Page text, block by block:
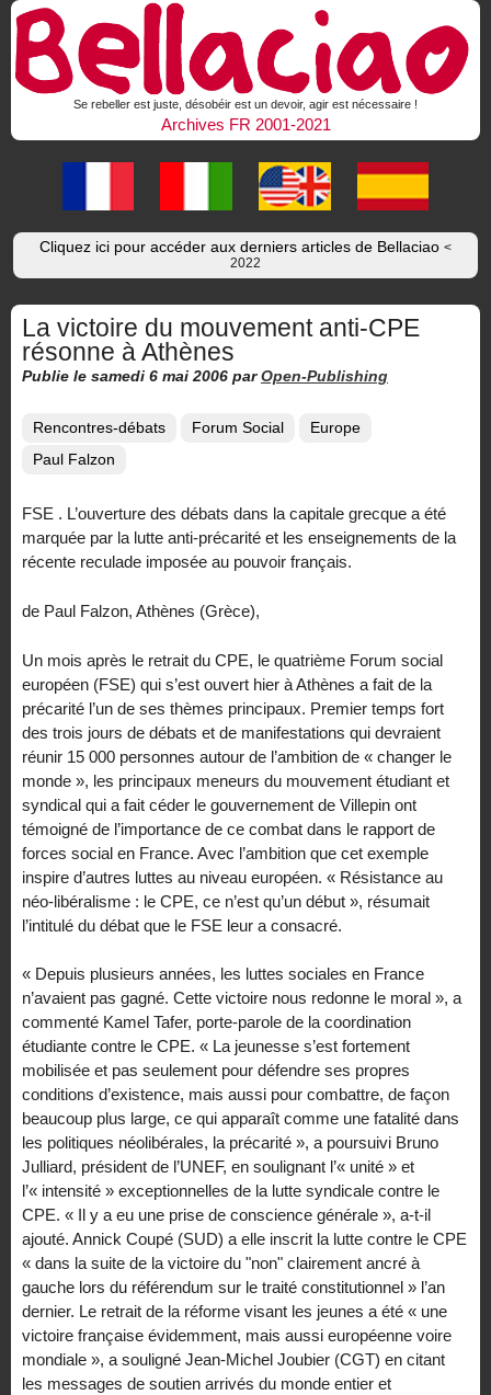
Se rebeller est juste, désobéir est un devoir, agir est nécessaire !
Archives FR 2001-2021
Cliquez ici pour accéder aux derniers articles de Bellaciao <
2022
La victoire du mouvement anti-CPE
résonne à Athènes
Publie le samedi 6 mai 2006 par Open-Publishing
Rencontres-débats Forum Social
Europe
Paul Falzon
FSE . L’ouverture des débats dans la capitale grecque a été
marquée par la lutte anti-précarité et les enseignements de la
récente reculade imposée au pouvoir français.
de Paul Falzon, Athènes (Grèce),
Un mois après le retrait du CPE, le quatrième Forum social
européen (FSE) qui s’est ouvert hier à Athènes a fait de la
précarité l’un de ses thèmes principaux. Premier temps fort
des trois jours de débats et de manifestations qui devraient
réunir 15 000 personnes autour de l’ambition de « changer le
monde », les principaux meneurs du mouvement étudiant et
syndical qui a fait céder le gouvernement de Villepin ont
témoigné de l’importance de ce combat dans le rapport de
forces social en France. Avec l’ambition que cet exemple
inspire d’autres luttes au niveau européen. « Résistance au
néo-libéralisme : le CPE, ce n’est qu’un début », résumait
l’intitulé du débat que le FSE leur a consacré.
« Depuis plusieurs années, les luttes sociales en France
n’avaient pas gagné. Cette victoire nous redonne le moral », a
commenté Kamel Tafer, porte-parole de la coordination
étudiante contre le CPE. « La jeunesse s’est fortement
mobilisée et pas seulement pour défendre ses propres
conditions d’existence, mais aussi pour combattre, de façon
beaucoup plus large, ce qui apparaît comme une fatalité dans
les politiques néolibérales, la précarité », a poursuivi Bruno
Julliard, président de l’UNEF, en soulignant l’« unité » et
l’« intensité » exceptionnelles de la lutte syndicale contre le
CPE. « Il y a eu une prise de conscience générale », a-t-il
ajouté. Annick Coupé (SUD) a elle inscrit la lutte contre le CPE
« dans la suite de la victoire du "non" clairement ancré à
gauche lors du référendum sur le traité constitutionnel » l’an
dernier. Le retrait de la réforme visant les jeunes a été « une
victoire française évidemment, mais aussi européenne voire
mondiale », a souligné Jean-Michel Joubier (CGT) en citant
les messages de soutien arrivés du monde entier et